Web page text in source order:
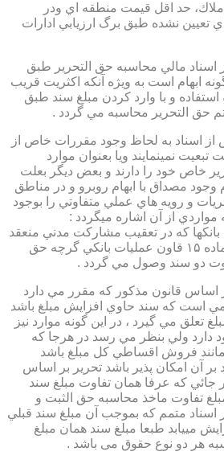
حد اقل قيمت منطقه اي ودر
نشده طبق برگ ارزيابي ادارات
اسناد مالي محاسبه حق التحرير طبق
ابهام است به ويژه آنكه اكثريت قريب
استفاده و با وارد كردن مبلغ سند طبق
حق التحرير محاسبه مي گردد .
از اسناد به لحاظ وجود مقررات خاص از
نمينمايند ويا بعنوان موارد
خاص خود را دارند و بعض ديگر بعلت
مصداق با ابهام روبرو و در مناطق
و رويه هاي عملي متفاوتي را بوجود
از آن اشاره ميگردد :
كه در تعقيب مشاركت مدني منعقد
ميگردد بر اساس تبصره ماده ۱۵ قاون عمليات بانكي گرچه حق
دو سند وصول مي گردد .
بر اساس قانون مذكور كه مقرر مي دارد
است كه سند حاوي افزايش مبلغ باشد
تعلق مي گيرد ، در اين گونه موارد نيز
دارد ولي بنظر مي رسد در هرجا كه
فروش اقساطي كل مبلغ باشد
آن امكان پذير باشد تحرير بر اساس
كه عرفا همان تفاوت مبلغ سند
تفاوت ماخذ محاسبه حق الثبت و
اسناد متمم كه بموجب آن مبلغ سند قبلي
مييابد طبعا مبلغ سند همان مبلغ
هر دو نوع حقوق می باشد .